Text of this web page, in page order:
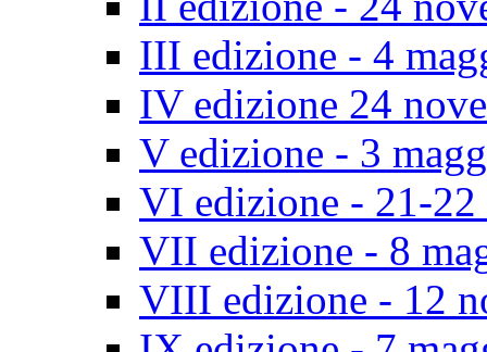
III edizione - 4
IV edizione 24
V edizione - 3
VI edizione - 21-22
VII edizione - 8
VIII edizione - 12